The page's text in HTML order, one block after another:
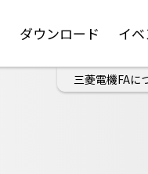
ダウンロード イ
三菱電機FAに